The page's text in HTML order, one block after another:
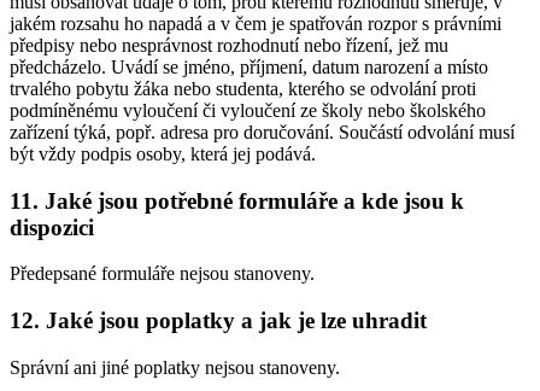
jakém rozsahu ho napadá a v čem je spatřován rozpor s právními
předpisy nebo nesprávnost rozhodnutí nebo řízení, jež mu
předcházelo. Uvádí se jméno, příjmení, datum narození a místo
trvalého pobytu žáka nebo studenta, kterého se odvolání proti
podmíněnému vyloučení či vyloučení ze školy nebo školského
zařízení týká, popř. adresa pro doručování. Součástí odvolání musí
být vždy podpis osoby, která jej podává.
11. Jaké jsou potřebné formuláře a kde jsou k
dispozici
Předepsané formuláře nejsou stanoveny.
12. Jaké jsou poplatky a jak je lze uhradit
Správní ani jiné poplatky nejsou stanoveny.